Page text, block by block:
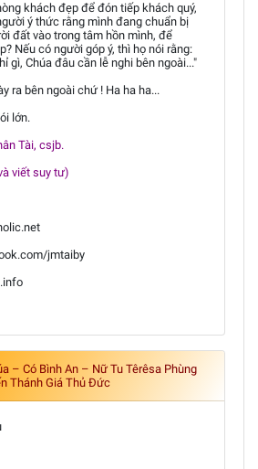
khách đẹp để đón tiếp khách quý,
ý thức rằng mình đang chuẩn bị
đất vào trong tâm hồn mình, để
Nếu có người góp ý, thì họ nói rằng:
gì, Chúa đâu cần lễ nghi bên ngoài..."
ra bên ngoài chứ ! Ha ha ha...
lớn.
Tài, csjb.
viết suy tư)
jmtaiby
– Có Bình An – Nữ Tu Têrêsa Phùng
Thánh Giá Thủ Đức